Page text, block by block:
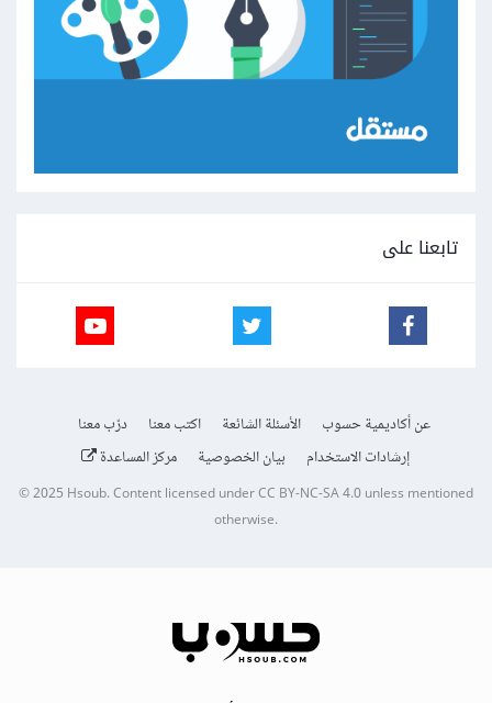
تابعنا على
عن أكاديمية حسوب الأسئلة الشائعة اكتب معنا
درّب معنا
إرشادات الاستخدام
بيان الخصوصية مركز المساعدة
© 2025Hsoub.Content licensed underCC BY-NC-SA 4.0unless mentioned
otherwise.